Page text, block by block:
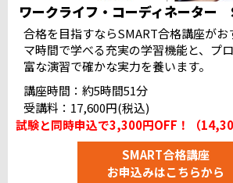
パソコン教室ダイマック新潟大学前
JESパソコンスクール甲府テストセ
ピュアパソコンスクール長野テスト
岐阜駅前テストセンター
＠りこ浜松テストセンター
名古屋国際センタービルテストセンタ
富山テストセンター
満席
L&Lコンピュータスクール金沢校
満
ワークライフ・コーディネーター
合格を目指すならSMART合格講座がお
マ時間で学べる充実の学習機能と、プ
富な演習で確かな実力を養います。
講座時間：約5時間51分
受講料：17,600円(税込)
試験と同時申込で3,300円OFF！（
SMART合格講座
お申込みはこちらから